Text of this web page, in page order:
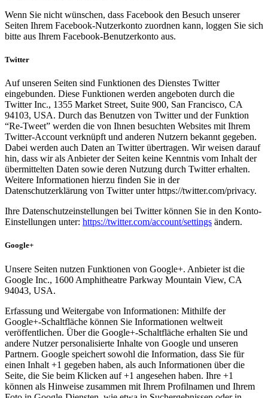
Wenn Sie nicht wünschen, dass Facebook den Besuch unserer
Seiten Ihrem Facebook-Nutzerkonto zuordnen kann, loggen Sie sich
bitte aus Ihrem Facebook-Benutzerkonto aus.
Twitter
Auf unseren Seiten sind Funktionen des Dienstes Twitter
eingebunden. Diese Funktionen werden angeboten durch die
Twitter Inc., 1355 Market Street, Suite 900, San Francisco, CA
94103, USA. Durch das Benutzen von Twitter und der Funktion
“Re-Tweet” werden die von Ihnen besuchten Websites mit Ihrem
Twitter-Account verknüpft und anderen Nutzern bekannt gegeben.
Dabei werden auch Daten an Twitter übertragen. Wir weisen darauf
hin, dass wir als Anbieter der Seiten keine Kenntnis vom Inhalt der
übermittelten Daten sowie deren Nutzung durch Twitter erhalten.
Weitere Informationen hierzu finden Sie in der
Datenschutzerklärung von Twitter unter https://twitter.com/privacy.
Ihre Datenschutzeinstellungen bei Twitter können Sie in den Konto-
Einstellungen unter: https://twitter.com/account/settings ändern.
Google+
Unsere Seiten nutzen Funktionen von Google+. Anbieter ist die
Google Inc., 1600 Amphitheatre Parkway Mountain View, CA
94043, USA.
Erfassung und Weitergabe von Informationen: Mithilfe der
Google+-Schaltfläche können Sie Informationen weltweit
veröffentlichen. Über die Google+-Schaltfläche erhalten Sie und
andere Nutzer personalisierte Inhalte von Google und unseren
Partnern. Google speichert sowohl die Information, dass Sie für
einen Inhalt +1 gegeben haben, als auch Informationen über die
Seite, die Sie beim Klicken auf +1 angesehen haben. Ihre +1
können als Hinweise zusammen mit Ihrem Profilnamen und Ihrem